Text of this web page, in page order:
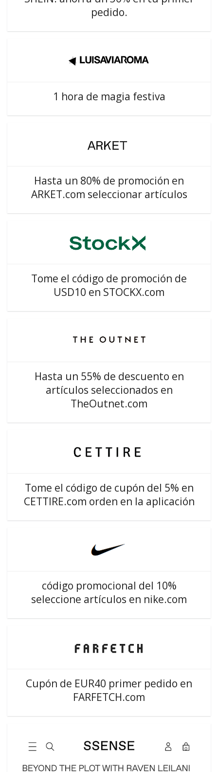
pedido.
1 hora de magia festiva
Hasta un 80% de promoción en
ARKET.com seleccionar artículos
Tome el código de promoción de
USD10 en STOCKX.com
Hasta un 55% de descuento en
artículos seleccionados en
TheOutnet.com
Tome el código de cupón del 5% en
CETTIRE.com orden en la aplicación
código promocional del 10%
seleccione artículos en nike.com
Cupón de EUR40 primer pedido en
FARFETCH.com